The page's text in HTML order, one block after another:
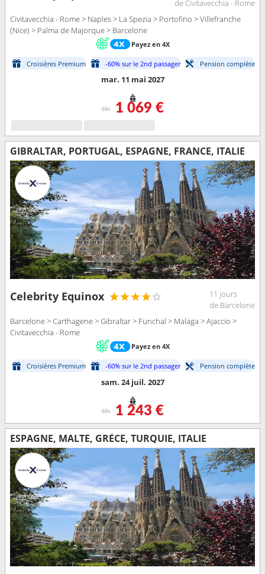
de Civitavecchia - Rome
Civitavecchia - Rome > Naples > La Spezia > Portofino > Villefranche
(Nice) > Palma de Majorque > Barcelone
Payez en 4X
Croisières Premium -60% sur le 2nd passager Pension complète
mar. 11 mai 2027
dès 1 069 €
GIBRALTAR, PORTUGAL, ESPAGNE, FRANCE, ITALIE
Celebrity Equinox
11 jours
de Barcelone
Barcelone > Carthagene > Gibraltar > Funchal > Malaga > Ajaccio >
Civitavecchia - Rome
Payez en 4X
Croisières Premium -60% sur le 2nd passager Pension complète
sam. 24 juil. 2027
dès 1 243 €
ESPAGNE, MALTE, GRÈCE, TURQUIE, ITALIE